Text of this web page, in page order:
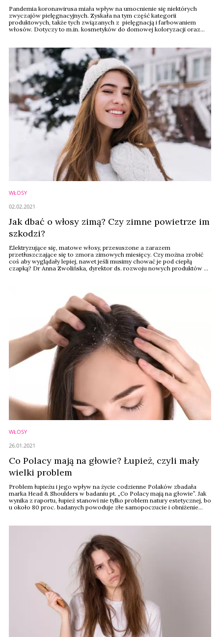
Pandemia koronawirusa miała wpływ na umocnienie się niektórych
zwyczajów pielęgnacyjnych. Zyskała na tym część kategorii
produktowych, także tych związanych z pielęgnacją i farbowaniem
włosów. Dotyczy to m.in. kosmetyków do domowej koloryzacji oraz
WŁOSY
Jak dbać o włosy zimą? Czy zimne powietrze im
szkodzi?
Elektryzujące się, matowe włosy, przesuszone a zarazem
przetłuszczające się to zmora zimowych miesięcy. Czy można zrobić
coś aby wyglądały lepiej, nawet jeśli musimy chować je pod ciepłą
czapką? Dr Anna Zwolińska, dyrektor ds. rozwoju nowych produktów w
02.02.2021
WŁOSY
Co Polacy mają na głowie? Łupież, czyli mały
wielki problem
Problem łupieżu i jego wpływ na życie codzienne Polaków zbadała
marka Head & Shoulders w badaniu pt. „Co Polacy mają na głowie”. Jak
wynika z raportu, łupież stanowi nie tylko problem natury estetycznej, bo
u około 80 proc. badanych powoduje złe samopoczucie i obniżenie
26.01.2021